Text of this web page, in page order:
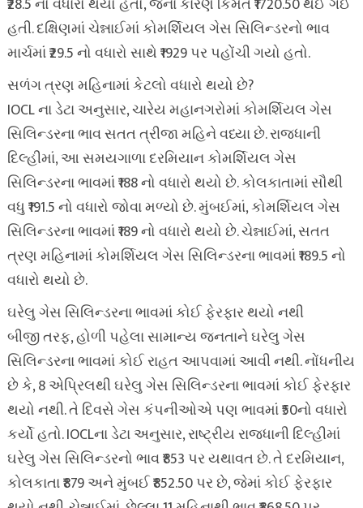
₹28.5 નો વધારો થયો હતો, જેના કારણે કિંમત ₹1720.50 થઈ ગઈ
હતી. દક્ષિણમાં ચેન્નાઈમાં કોમર્શિયલ ગેસ સિલિન્ડરનો ભાવ
માર્ચમાં ₹29.5 નો વધારો સાથે ₹1929 પર પહોંચી ગયો હતો.
સળંગ ત્રણ મહિનામાં કેટલો વધારો થયો છે?
IOCL ના ડેટા અનુસાર, ચારેય મહાનગરોમાં કોમર્શિયલ ગેસ
સિલિન્ડરના ભાવ સતત ત્રીજા મહિને વધ્યા છે. રાજધાની
દિલ્હીમાં, આ સમયગાળા દરમિયાન કોમર્શિયલ ગેસ
સિલિન્ડરના ભાવમાં ₹188 નો વધારો થયો છે. કોલકાતામાં સૌથી
વધુ ₹191.5 નો વધારો જોવા મળ્યો છે. મુંબઈમાં, કોમર્શિયલ ગેસ
સિલિન્ડરના ભાવમાં ₹189 નો વધારો થયો છે. ચેન્નાઈમાં, સતત
ત્રણ મહિનામાં કોમર્શિયલ ગેસ સિલિન્ડરના ભાવમાં ₹189.5 નો
વધારો થયો છે.
ઘરેલુ ગેસ સિલિન્ડરના ભાવમાં કોઈ ફેરફાર થયો નથી
બીજી તરફ, હોળી પહેલા સામાન્ય જનતાને ઘરેલુ ગેસ
સિલિન્ડરના ભાવમાં કોઈ રાહત આપવામાં આવી નથી. નોંધનીય
છે કે, 8 એપ્રિલથી ઘરેલુ ગેસ સિલિન્ડરના ભાવમાં કોઈ ફેરફાર
થયો નથી. તે દિવસે ગેસ કંપનીઓએ પણ ભાવમાં ₹50નો વધારો
કર્યો હતો. IOCLના ડેટા અનુસાર, રાષ્ટ્રીય રાજધાની દિલ્હીમાં
ઘરેલુ ગેસ સિલિન્ડરનો ભાવ ₹853 પર યથાવત છે. તે દરમિયાન,
કોલકાતા ₹879 અને મુંબઈ ₹852.50 પર છે, જેમાં કોઈ ફેરફાર